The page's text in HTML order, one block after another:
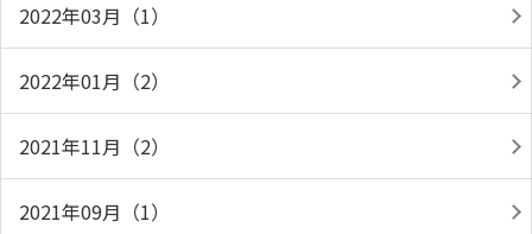
2022年03月（1）
2022年01月（2）
2021年11月（2）
2021年09月（1）